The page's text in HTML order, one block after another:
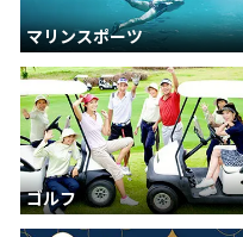
マリンスポーツ
ゴルフ